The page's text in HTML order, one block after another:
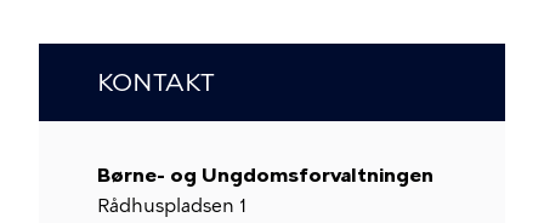
KONTAKT
Børne- og Ungdomsforvaltningen
Rådhuspladsen 1